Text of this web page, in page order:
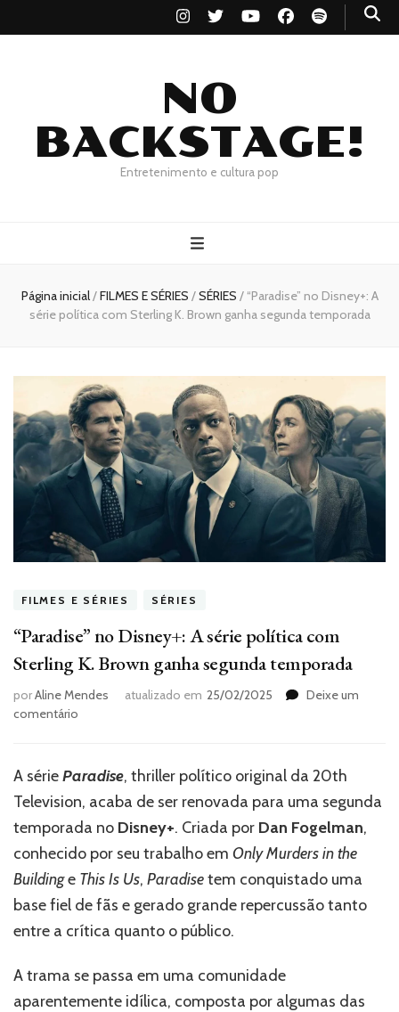
NO
BACKSTAGE!
Entretenimento e cultura pop
Página inicial/FILMES E SÉRIES /SÉRIES / “Paradise” no Disney+: A
série política com Sterling K. Brown ganha segunda temporada
FILMES E SÉRIES SÉRIES
“Paradise” no Disney+: A série política com
Sterling K. Brown ganha segunda temporada
porAline Mendes atualizado em 25/02/2025
Deixe um
comentário
Disney+:
série
política
Sterling
K.
Brown
segunda
A sérieParadise, thriller político original da 20th
Television, acaba de ser renovada para uma segunda
temporada no Disney+. Criada por Dan Fogelman,
conhecido por seu trabalho em Only Murders in the
Buildinge This Is Us, Paradisetem conquistado uma
base fiel de fãs e gerado grande repercussão tanto
entre a crítica quanto o público.
A trama se passa em uma comunidade
aparentemente idílica, composta por algumas das